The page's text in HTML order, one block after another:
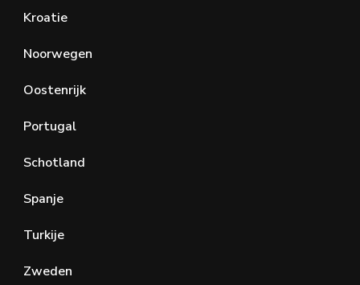
Kroatie
Noorwegen
Oostenrijk
Portugal
Schotland
Spanje
Turkije
Zweden